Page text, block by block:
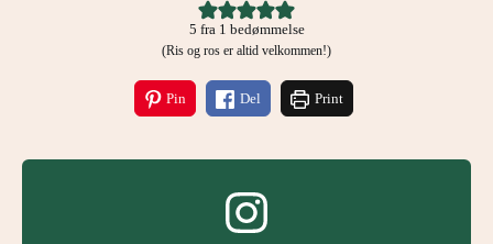
5 fra 1 bedømmelse
(Ris og ros er altid velkommen!)
Pin Del Print